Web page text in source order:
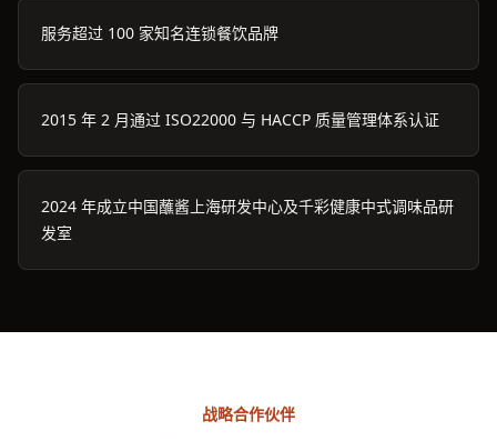
服务超过 100 家知名连锁餐饮品牌
2015 年 2 月通过 ISO22000 与 HACCP 质量管理体系认证
2024 年成立中国蘸酱上海研发中心及千彩健康中式调味品研
发室
战略合作伙伴